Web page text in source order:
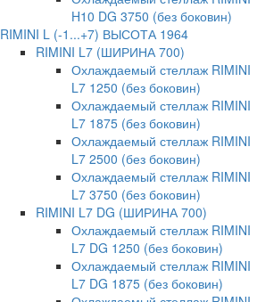
H10 DG 3750 (без боковин)
RIMINI L (-1...+7) ВЫСОТА 1964
RIMINI L7 (ШИРИНА 700)
Охлаждаемый стеллаж RIMINI
L7 1250 (без боковин)
Охлаждаемый стеллаж RIMINI
L7 1875 (без боковин)
Охлаждаемый стеллаж RIMINI
L7 2500 (без боковин)
Охлаждаемый стеллаж RIMINI
L7 3750 (без боковин)
RIMINI L7 DG (ШИРИНА 700)
Охлаждаемый стеллаж RIMINI
L7 DG 1250 (без боковин)
Охлаждаемый стеллаж RIMINI
L7 DG 1875 (без боковин)